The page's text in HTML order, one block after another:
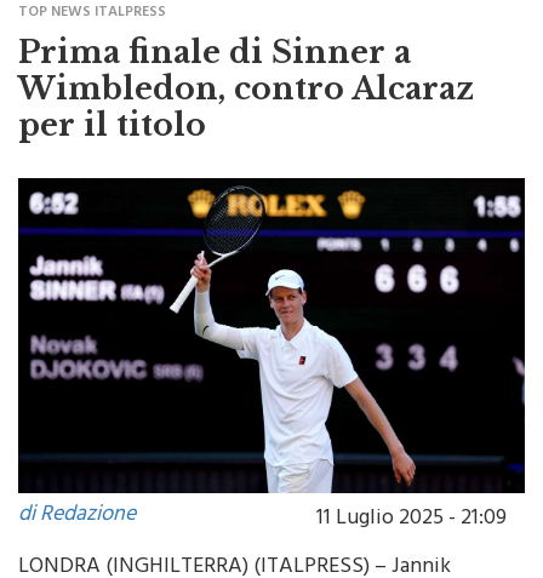
TOP NEWS ITALPRESS
Prima finale di Sinner a
Wimbledon, contro Alcaraz
di Redazione
11 Luglio 2025 - 21:09